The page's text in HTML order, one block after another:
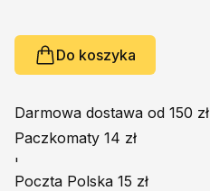
Do koszyka
Darmowa dostawa od 150 zł
Paczkomaty 14 zł
'
Poczta Polska 15 zł